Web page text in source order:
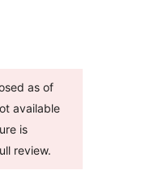
as of
available
is
review.